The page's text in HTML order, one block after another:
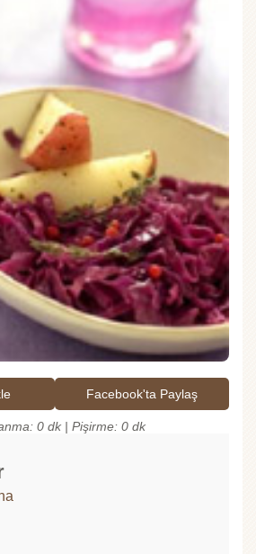
Facebook'ta Paylaş
0 dk | Pişirme: 0 dk